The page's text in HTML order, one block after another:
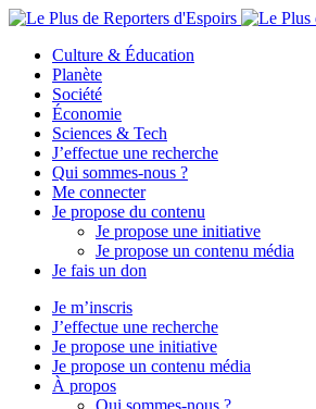
Culture & Éducation
Planète
Société
Économie
Sciences & Tech
J’effectue une recherche
Qui sommes-nous ?
Me connecter
Je propose du contenu
Je propose une initiative
Je propose un contenu média
Je fais un don
Je m’inscris
J’effectue une recherche
Je propose une initiative
Je propose un contenu média
À propos
Qui sommes-nous ?